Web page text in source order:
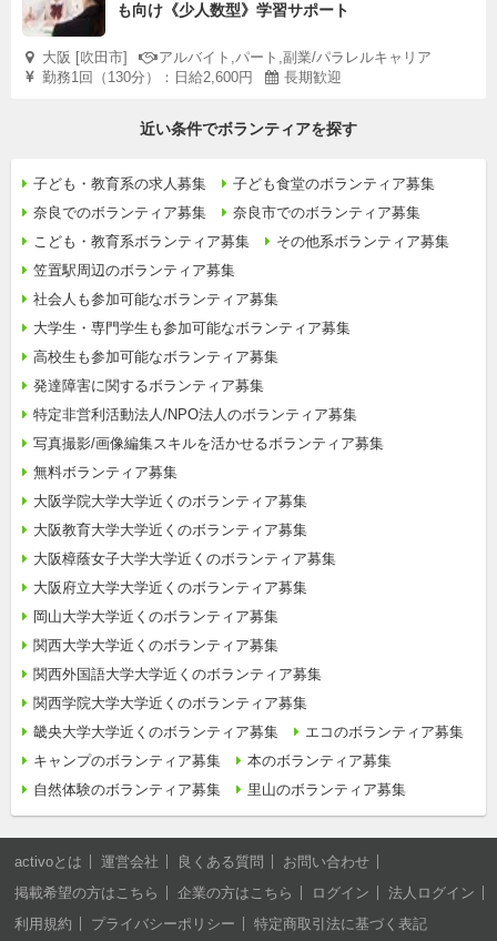
も向け《少人数型》学習サポート
大阪 [吹田市]
アルバイト,パート,副業/パラレルキャリア
勤務1回（130分）：日給2,600円
長期歓迎
近い条件でボランティアを探す
子ども・教育系の求人募集
子ども食堂のボランティア募集
奈良でのボランティア募集
奈良市でのボランティア募集
こども・教育系ボランティア募集
その他系ボランティア募集
笠置駅周辺のボランティア募集
社会人も参加可能なボランティア募集
大学生・専門学生も参加可能なボランティア募集
高校生も参加可能なボランティア募集
発達障害に関するボランティア募集
特定非営利活動法人/NPO法人のボランティア募集
写真撮影/画像編集スキルを活かせるボランティア募集
無料ボランティア募集
大阪学院大学大学近くのボランティア募集
大阪教育大学大学近くのボランティア募集
大阪樟蔭女子大学大学近くのボランティア募集
大阪府立大学大学近くのボランティア募集
岡山大学大学近くのボランティア募集
関西大学大学近くのボランティア募集
関西外国語大学大学近くのボランティア募集
関西学院大学大学近くのボランティア募集
畿央大学大学近くのボランティア募集
エコのボランティア募集
キャンプのボランティア募集
本のボランティア募集
自然体験のボランティア募集
里山のボランティア募集
activoとは 運営会社 良くある質問
お問い合わせ
掲載希望の方はこちら
企業の方はこちら ログイン
法人ログイン
利用規約
プライバシーポリシー 特定商取引法に基づく表記